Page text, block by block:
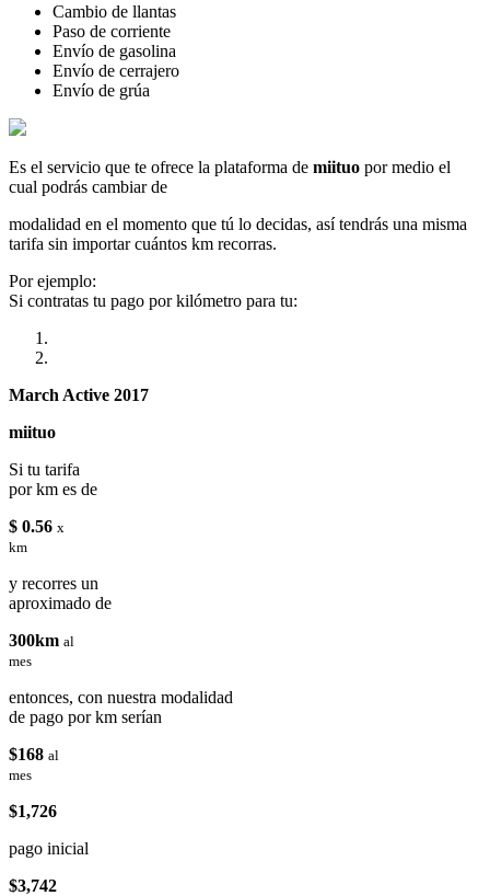
Cambio de llantas
Paso de corriente
Envío de gasolina
Envío de cerrajero
Envío de grúa
Es el servicio que te ofrece la plataforma de miituo por medio el
cual podrás cambiar de
modalidad en el momento que tú lo decidas, así tendrás una misma
tarifa sin importar cuántos km recorras.
Por ejemplo:
Si contratas tu pago por kilómetro para tu:
March Active 2017
miituo
Si tu tarifa
por km es de
$ 0.56 x
km
y recorres un
aproximado de
300km al
mes
entonces, con nuestra modalidad
de pago por km serían
$168 al
mes
$1,726
pago inicial
$3,742